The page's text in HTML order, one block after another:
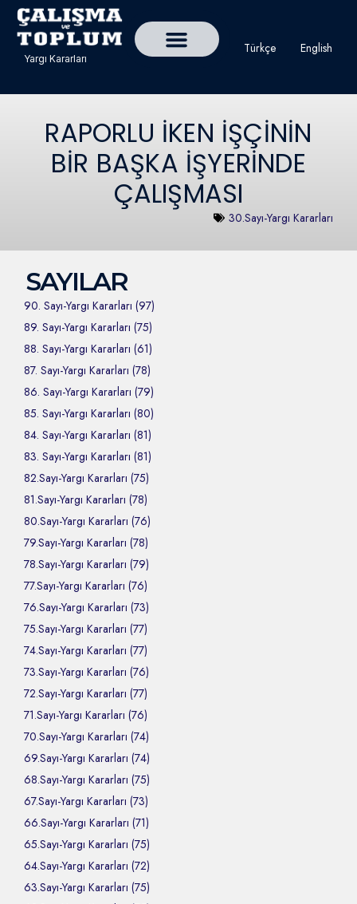
Türkçe English
Yargı Kararları
RAPORLU İKEN İŞÇİNİN
BİR BAŞKA İŞYERİNDE
ÇALIŞMASI
30.Sayı-Yargı Kararları
SAYILAR
90. Sayı-Yargı Kararları (97)
89. Sayı-Yargı Kararları (75)
88. Sayı-Yargı Kararları (61)
87. Sayı-Yargı Kararları (78)
86. Sayı-Yargı Kararları (79)
85. Sayı-Yargı Kararları (80)
84. Sayı-Yargı Kararları (81)
83. Sayı-Yargı Kararları (81)
82.Sayı-Yargı Kararları (75)
81.Sayı-Yargı Kararları (78)
80.Sayı-Yargı Kararları (76)
79.Sayı-Yargı Kararları (78)
78.Sayı-Yargı Kararları (79)
77.Sayı-Yargı Kararları (76)
76.Sayı-Yargı Kararları (73)
75.Sayı-Yargı Kararları (77)
74.Sayı-Yargı Kararları (77)
73.Sayı-Yargı Kararları (76)
72.Sayı-Yargı Kararları (77)
71.Sayı-Yargı Kararları (76)
70.Sayı-Yargı Kararları (74)
69.Sayı-Yargı Kararları (74)
68.Sayı-Yargı Kararları (75)
67.Sayı-Yargı Kararları (73)
66.Sayı-Yargı Kararları (71)
65.Sayı-Yargı Kararları (75)
64.Sayı-Yargı Kararları (72)
63.Sayı-Yargı Kararları (75)